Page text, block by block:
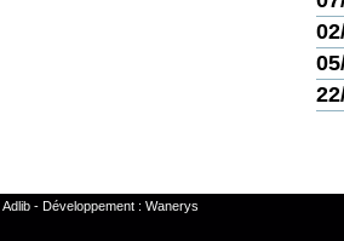
Adlib- Développement : Wanerys